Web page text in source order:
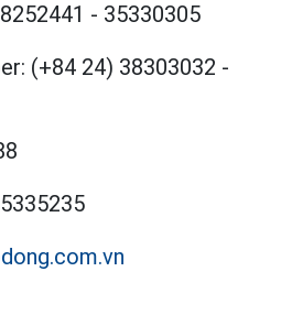
- 35330305
(+84 24) 38303032 -